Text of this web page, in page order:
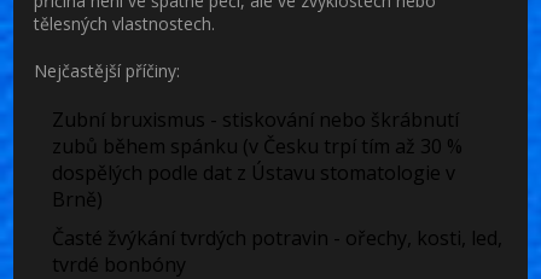
tělesných vlastnostech.
Nejčastější příčiny:
Zubní bruxismus - stiskování nebo škrábnutí
zubů během spánku (v Česku trpí tím až 30 %
dospělých podle dat z Ústavu stomatologie v
Brně)
Časté žvýkání tvrdých potravin - ořechy, kosti, led,
tvrdé bonbóny